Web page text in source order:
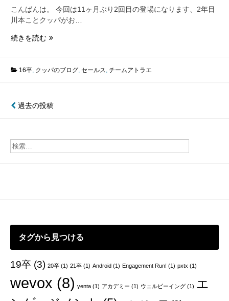
で
学
切
こんばんは。 今回は11ヶ月ぶり2回目の登場になります、2年目
川本ことクッパがお…
続きを読むク
ベ
ャ
の
16卒, クッパのブログ, セールス, チームアトラエ
投
ナ
ビ
ョ
ン
過去の投稿
タグから見つける
19卒(3) 20卒(1) 21卒(1) Android(1) Engagement Run! (1) pxtx (1)
wevox (8) yenta(1) アカデミー (1) ウェルビーイング(1) エ